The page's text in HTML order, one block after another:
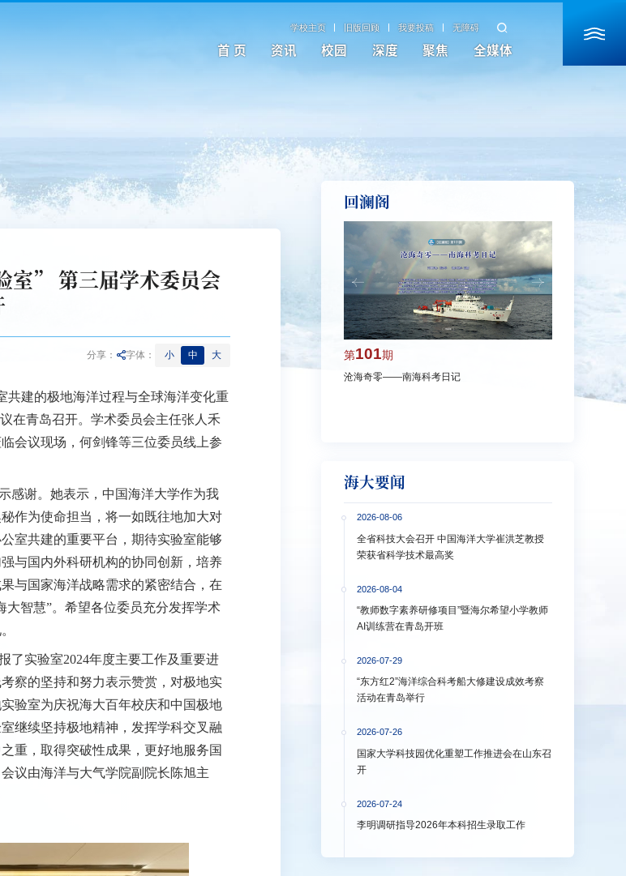
学校主页 旧版回顾 我要投稿 无障碍
首 页 资讯 校园 深度 聚焦 全媒体
室” 第三届学术委员会
分享： 字体： 小 中 大
共建的极地海洋过程与全球海洋变化重
在青岛召开。学术委员会主任张人禾
会议现场，何剑锋等三位委员线上参
感谢。她表示，中国海洋大学作为我
作为使命担当，将一如既往地加大对
室共建的重要平台，期待实验室能够
与国内外科研机构的协同创新，培养
与国家海洋战略需求的紧密结合，在
大智慧”。希望各位委员充分发挥学术
了实验室2024年度主要工作及重要进
察的坚持和努力表示赞赏，对极地实
验室为庆祝海大百年校庆和中国极地
继续坚持极地精神，发挥学科交叉融
重，取得突破性成果，更好地服务国
议由海洋与大气学院副院长陈旭主
回澜阁
第101期
沧海奇零——南海科考日记
洋大学多措并
海大要闻
2026-08-06
全省科技大会召开 中国海洋大学崔洪芝教授
荣获省科学技术最高奖
2026-08-04
“教师数字素养研修项目”暨海尔希望小学教师
AI训练营在青岛开班
2026-07-29
“东方红2”海洋综合科考船大修建设成效考察
活动在青岛举行
2026-07-26
国家大学科技园优化重塑工作推进会在山东召
开
2026-07-24
李明调研指导2026年本科招生录取工作